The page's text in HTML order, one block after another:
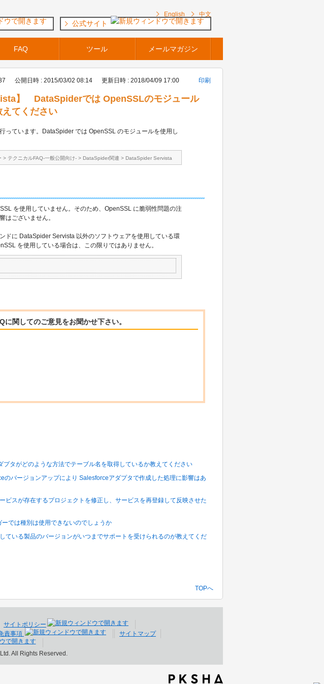
English 中文
FAQ ツール メールマガジン
公式サイト
公開日時 : 2015/03/02 08:14 更新日時 : 2018/04/09 17:00 印刷
】 DataSpiderでは OpenSSLのモジュール
てください
っています。DataSpider では OpenSSL のモジュールを使用し
> テクニカルFAQ-一般公開向け-> DataSpider関連 > DataSpider Servista
を使用していません。そのため、OpenSSL に脆弱性問題の注
はございません。
ドに DataSpider Servista 以外のソフトウェアを使用している環
を使用している場合は、この限りではありません。
に関してのご意見をお聞かせ下さい。
タがどのような方法でテーブル名を取得しているか教えてください
バージョンアップにより Salesforceアダプタで作成した処理に影響はあ
ビスが存在するプロジェクトを修正し、サービスを再登録して反映させた
では種別は使用できないのでしょうか
ている製品のバージョンがいつまでサポートを受けられるのが教えてくだ
TOPへ
サイトポリシー
責事項
サイトマップ
All Rights Reserved.